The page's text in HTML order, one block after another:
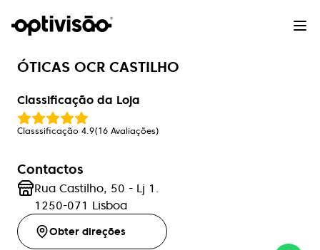
ÓTICAS OCR CASTILHO
Classificação da Loja
Classsificação 4.9(16 Avaliações)
Contactos
Rua Castilho, 50 - Lj 1.
1250-071 Lisboa
Obter direções